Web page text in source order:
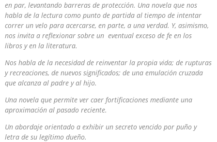
en par, levantando barreras de protección. Una novela que nos
habla de la lectura como punto de partida al tiempo de intentar
correr un velo para acercarse, en parte, a una verdad. Y, asimismo,
nos invita a reflexionar sobre un eventual exceso de fe en los
libros y en la literatura.
Nos habla de la necesidad de reinventar la propia vida; de rupturas
y recreaciones, de nuevos significados; de una emulación cruzada
que alcanza al padre y al hijo.
Una novela que permite ver caer fortificaciones mediante una
aproximación al pasado reciente.
Un abordaje orientado a exhibir un secreto vencido por puño y
letra de su legítimo dueño.